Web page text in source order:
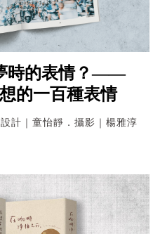
時的表情？——
的一百種表情
計｜童怡靜．攝影｜楊雅淳